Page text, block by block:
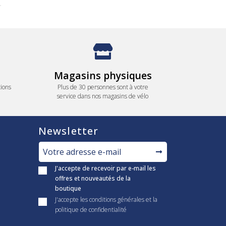
Magasins physiques
Plus de 30 personnes sont à votre
service dans nos magasins de vélo
Newsletter
J'accepte de recevoir par e-mail les
offres et nouveautés de la
boutique
J'accepte les conditions générales et la
politique de confidentialité